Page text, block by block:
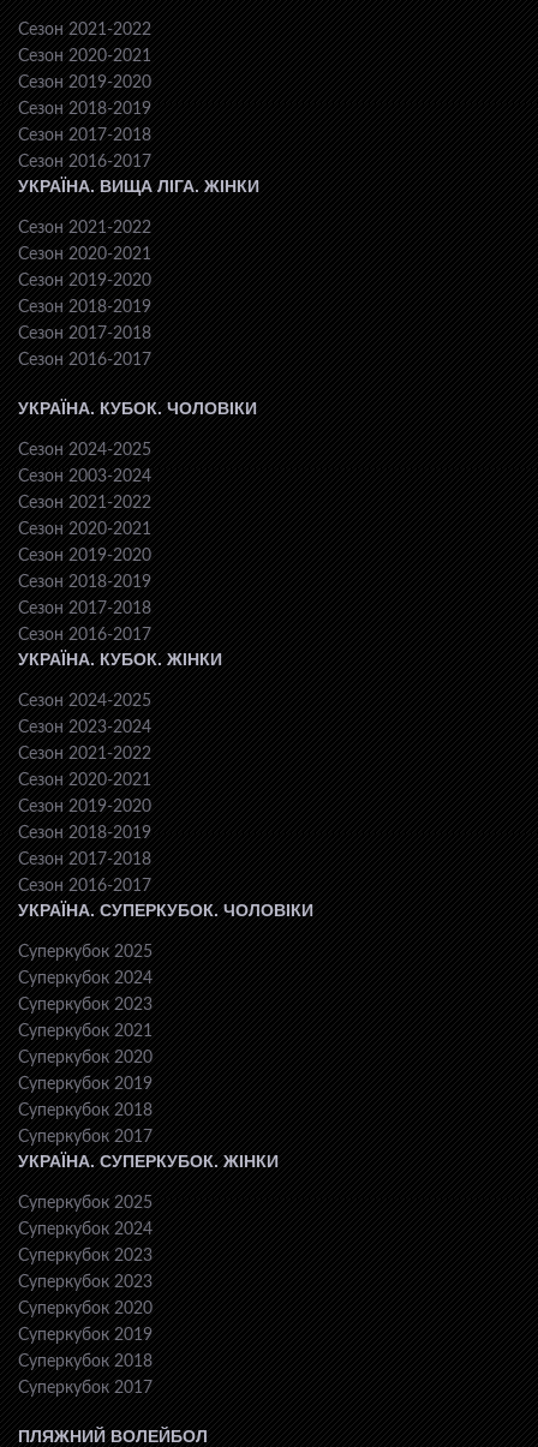
Сезон 2021-2022
Сезон 2020-2021
Сезон 2019-2020
Сезон 2018-2019
Сезон 2017-2018
Сезон 2016-2017
УКРАЇНА. ВИЩА ЛІГА. ЖІНКИ
Сезон 2021-2022
Сезон 2020-2021
Сезон 2019-2020
Сезон 2018-2019
Сезон 2017-2018
Сезон 2016-2017
УКРАЇНА. КУБОК. ЧОЛОВІКИ
Сезон 2024-2025
Сезон 2003-2024
Сезон 2021-2022
Сезон 2020-2021
Сезон 2019-2020
Сезон 2018-2019
Сезон 2017-2018
Сезон 2016-2017
УКРАЇНА. КУБОК. ЖІНКИ
Сезон 2024-2025
Сезон 2023-2024
Сезон 2021-2022
Сезон 2020-2021
Сезон 2019-2020
Сезон 2018-2019
Сезон 2017-2018
Сезон 2016-2017
УКРАЇНА. СУПЕРКУБОК. ЧОЛОВІКИ
Суперкубок 2025
Суперкубок 2024
Суперкубок 2023
Суперкубок 2021
Суперкубок 2020
Суперкубок 2019
Суперкубок 2018
Суперкубок 2017
УКРАЇНА. СУПЕРКУБОК. ЖІНКИ
Суперкубок 2025
Суперкубок 2024
Суперкубок 2023
Суперкубок 2023
Суперкубок 2020
Суперкубок 2019
Суперкубок 2018
Суперкубок 2017
ПЛЯЖНИЙ ВОЛЕЙБОЛ